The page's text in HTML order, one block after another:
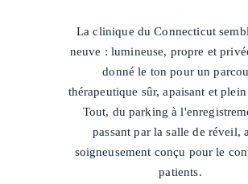
La clinique du Connecticut
neuve : lumineuse, propre et
donné le ton pour un
thérapeutique sûr, apaisant et
Tout, du parking à
passant par la salle de réveil,
soigneusement conçu pour le
patients.